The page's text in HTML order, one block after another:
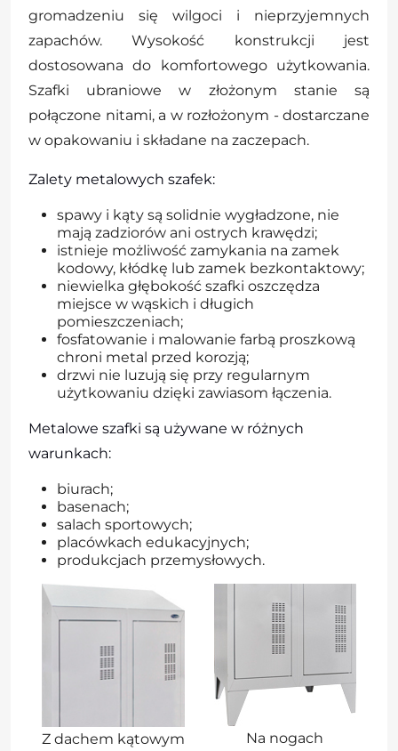
gromadzeniu się wilgoci i nieprzyjemnych
zapachów. Wysokość konstrukcji jest
dostosowana do komfortowego użytkowania.
Szafki ubraniowe w złożonym stanie są
połączone nitami, a w rozłożonym - dostarczane
w opakowaniu i składane na zaczepach.
Zalety metalowych szafek:
spawy i kąty są solidnie wygładzone, nie
mają zadziorów ani ostrych krawędzi;
istnieje możliwość zamykania na zamek
kodowy, kłódkę lub zamek bezkontaktowy;
niewielka głębokość szafki oszczędza
miejsce w wąskich i długich
pomieszczeniach;
fosfatowanie i malowanie farbą proszkową
chroni metal przed korozją;
drzwi nie luzują się przy regularnym
użytkowaniu dzięki zawiasom łączenia.
Metalowe szafki są używane w różnych
warunkach:
biurach;
basenach;
salach sportowych;
placówkach edukacyjnych;
produkcjach przemysłowych.
Z dachem kątowym Na nogach